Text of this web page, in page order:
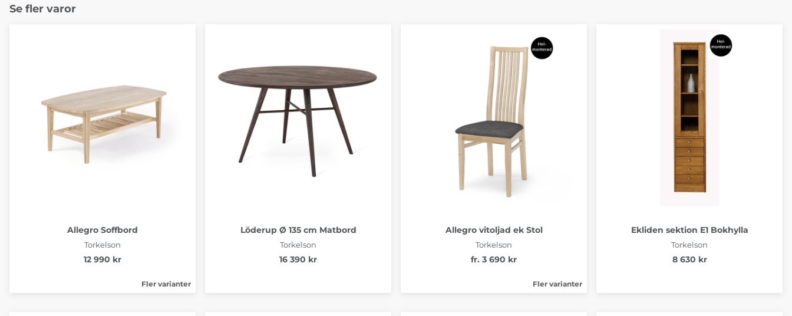
Se fler varor
Allegro Soffbord
Torkelson
12 990 kr
Fler varianter
Löderup Ø 135 cm Matbord
Torkelson
16 390 kr
Allegro vitoljad ek Stol
Torkelson
fr. 3 690 kr
Fler varianter
Ekliden sektion E1 Bokhylla
Torkelson
8 630 kr